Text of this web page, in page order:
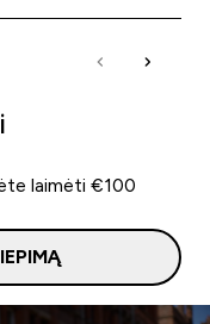
laimėti €100